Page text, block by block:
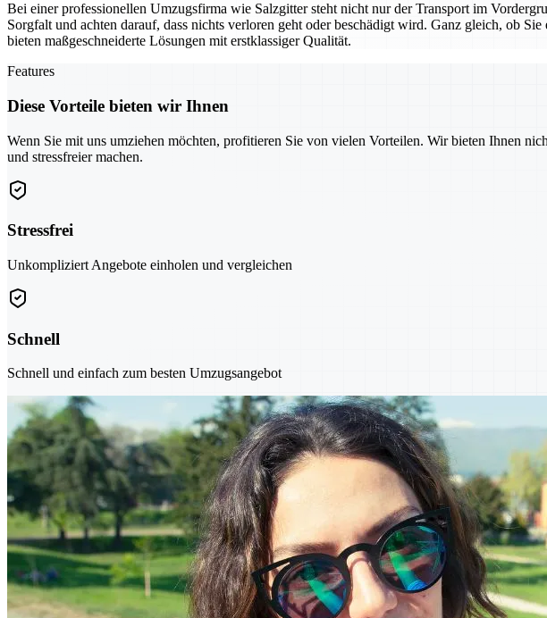
Bei einer professionellen Umzugsfirma wie Salzgitter steht nicht nur der Transport im
Sorgfalt und achten darauf, dass nichts verloren geht oder beschädigt wird. Ganz gleich, ob
bieten maßgeschneiderte Lösungen mit erstklassiger Qualität.
Features
Diese Vorteile bieten wir Ihnen
Wenn Sie mit uns umziehen möchten, profitieren Sie von vielen Vorteilen. Wir bieten Ihnen
und stressfreier machen.
Stressfrei
Unkompliziert Angebote einholen und vergleichen
Schnell
Schnell und einfach zum besten Umzugsangebot